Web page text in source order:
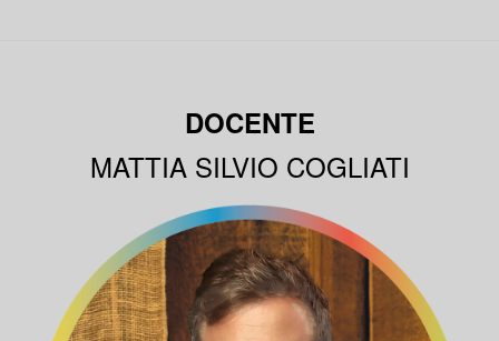
DOCENTE
MATTIA SILVIO COGLIATI